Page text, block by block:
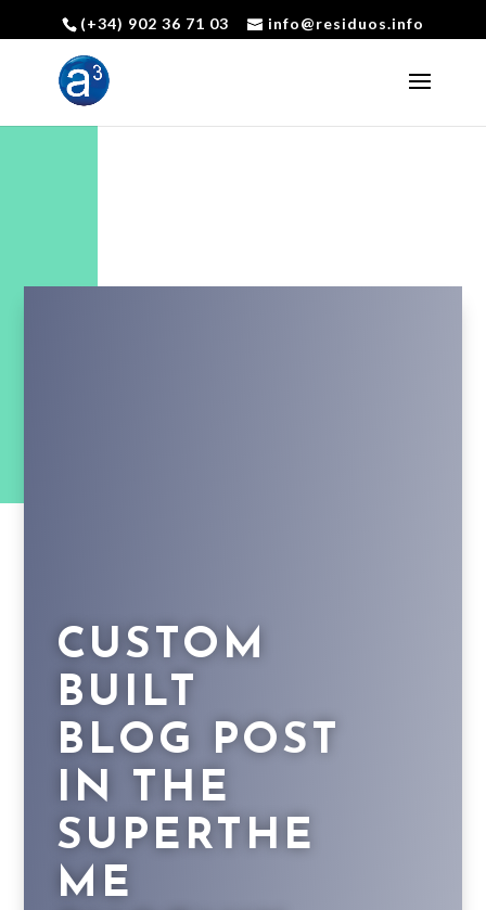
Abrir barra de herramientas
(+34) 902 36 71 03 info@residuos.info
CUSTOM
BUILT
BLOG POST
IN THE
SUPERTHE
ME